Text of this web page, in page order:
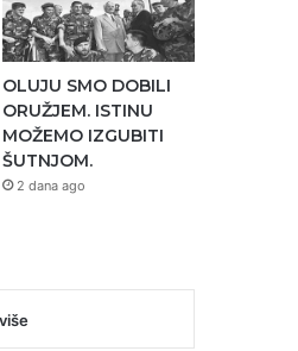
OLUJU SMO DOBILI
ORUŽJEM. ISTINU
MOŽEMO IZGUBITI
ŠUTNJOM.
2 dana ago